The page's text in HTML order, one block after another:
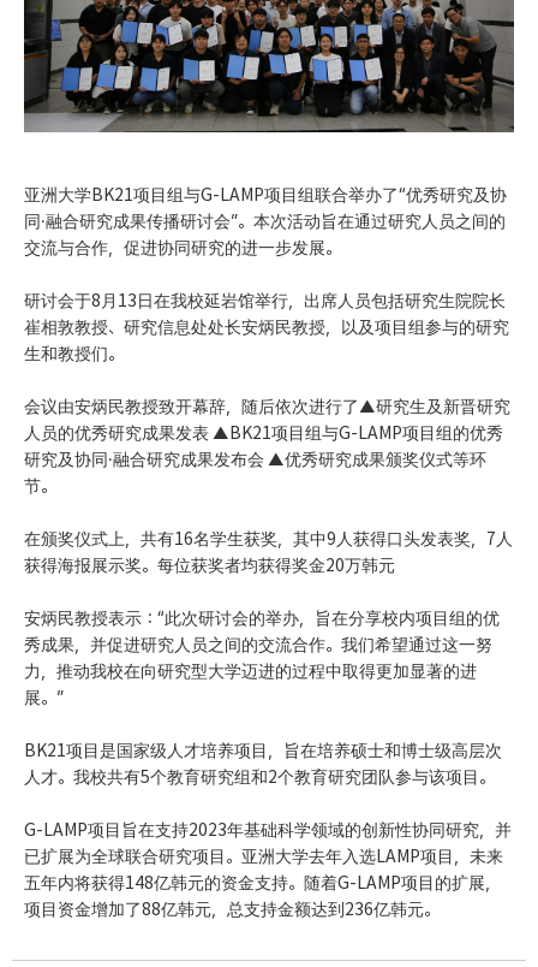
亚洲大学BK21项目组与G-LAMP项目组联合举办了“优秀研究及协
同·融合研究成果传播研讨会”。本次活动旨在通过研究人员之间的
交流与合作，促进协同研究的进一步发展。
研讨会于8月13日在我校延岩馆举行，出席人员包括研究生院院长
崔相敦教授、研究信息处处长安炳民教授，以及项目组参与的研究
生和教授们。
会议由安炳民教授致开幕辞，随后依次进行了▲研究生及新晋研究
人员的优秀研究成果发表 ▲BK21项目组与G-LAMP项目组的优秀
研究及协同·融合研究成果发布会 ▲优秀研究成果颁奖仪式等环
节。
在颁奖仪式上，共有16名学生获奖，其中9人获得口头发表奖，7人
获得海报展示奖。每位获奖者均获得奖金20万韩元
安炳民教授表示：“此次研讨会的举办，旨在分享校内项目组的优
秀成果，并促进研究人员之间的交流合作。我们希望通过这一努
力，推动我校在向研究型大学迈进的过程中取得更加显著的进
展。”
BK21项目是国家级人才培养项目，旨在培养硕士和博士级高层次
人才。我校共有5个教育研究组和2个教育研究团队参与该项目。
G-LAMP项目旨在支持2023年基础科学领域的创新性协同研究，并
已扩展为全球联合研究项目。亚洲大学去年入选LAMP项目，未来
五年内将获得148亿韩元的资金支持。随着G-LAMP项目的扩展，
项目资金增加了88亿韩元，总支持金额达到236亿韩元。